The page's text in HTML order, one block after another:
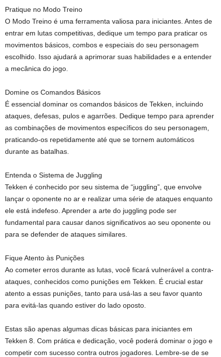
Pratique no Modo Treino
O Modo Treino é uma ferramenta valiosa para iniciantes. Antes de
entrar em lutas competitivas, dedique um tempo para praticar os
movimentos básicos, combos e especiais do seu personagem
escolhido. Isso ajudará a aprimorar suas habilidades e a entender
a mecânica do jogo.
Domine os Comandos Básicos
É essencial dominar os comandos básicos de Tekken, incluindo
ataques, defesas, pulos e agarrões. Dedique tempo para aprender
as combinações de movimentos específicos do seu personagem,
praticando-os repetidamente até que se tornem automáticos
durante as batalhas.
Entenda o Sistema de Juggling
Tekken é conhecido por seu sistema de “juggling”, que envolve
lançar o oponente no ar e realizar uma série de ataques enquanto
ele está indefeso. Aprender a arte do juggling pode ser
fundamental para causar danos significativos ao seu oponente ou
para se defender de ataques similares.
Fique Atento às Punições
Ao cometer erros durante as lutas, você ficará vulnerável a contra-
ataques, conhecidos como punições em Tekken. É crucial estar
atento a essas punições, tanto para usá-las a seu favor quanto
para evitá-las quando estiver do lado oposto.
Estas são apenas algumas dicas básicas para iniciantes em
Tekken 8. Com prática e dedicação, você poderá dominar o jogo e
competir com sucesso contra outros jogadores. Lembre-se de se